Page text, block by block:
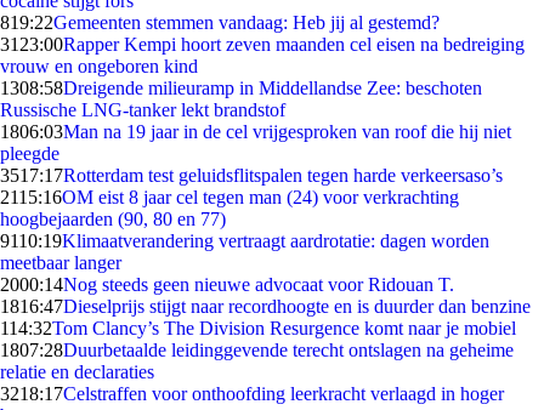
819:22Gemeenten stemmen vandaag: Heb jij al gestemd?
31 23:00Rapper Kempi hoort zeven maanden cel eisen na bedreiging
vrouw en ongeboren kind
1308:58Dreigende milieuramp in Middellandse Zee: beschoten
Russische LNG-tanker lekt brandstof
1806:03Man na 19 jaar in de cel vrijgesproken van roof die hij niet
pleegde
3517:17Rotterdam test geluidsflitspalen tegen harde verkeersaso’s
2115:16OM eist 8 jaar cel tegen man (24) voor verkrachting
hoogbejaarden (90, 80 en 77)
9110:19Klimaatverandering vertraagt aardrotatie: dagen worden
meetbaar langer
2000:14Nog steeds geen nieuwe advocaat voor Ridouan T.
1816:47Dieselprijs stijgt naar recordhoogte en is duurder dan benzine
114:32Tom Clancy’s The Division Resurgence komt naar je mobiel
1807:28Duurbetaalde leidinggevende terecht ontslagen na geheime
relatie en declaraties
3218:17Celstraffen voor onthoofding leerkracht verlaagd in hoger